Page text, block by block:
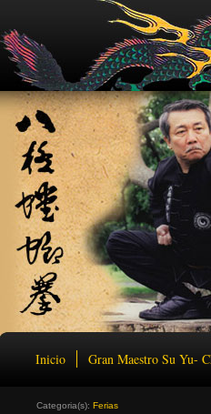
Inicio Gran Maestro Su Yu-
Categoria(s): Ferias